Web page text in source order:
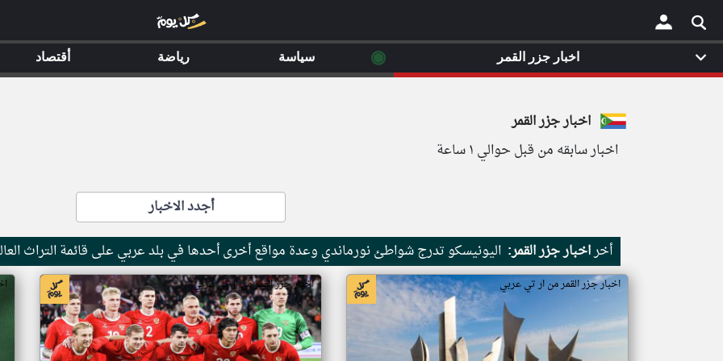
×
اخبار جزر القمر
اخبار سابقه من قبل حوالي ١ ساعة
أجدد الاخبار
أخراخبار جزر القمر: اليونيسكو تدرج شواطئ نورماندي وعدة مواقع أخرى أحدها في بلد عربي على قائمة التراث
اخبار جزر القمر من ار تي عربي اخبار جزر القمر من ار تي عربي
اخبار جزر القمر ◉ سياسة رياضة أقتصاد